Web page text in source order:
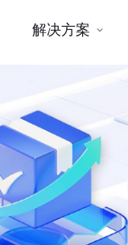
解决方案